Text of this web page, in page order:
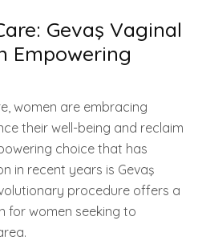
Gevaş Vaginal
Empowering
women are embracing
their well-being and reclaim
choice that has
in recent years is Gevaş
procedure offers a
for women seeking to